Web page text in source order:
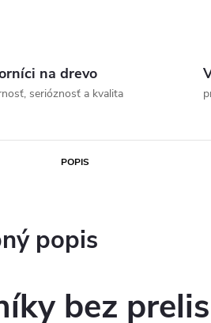
na drevo
serióznosť a kvalita
POPIS
popis
bez